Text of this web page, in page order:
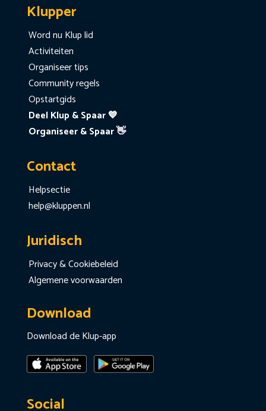
Klupper
Word nu Klup lid
Activiteiten
Organiseer tips
Community regels
Opstartgids
Deel Klup & Spaar 💙
Organiseer & Spaar 👋
Contact
Helpsectie
help@kluppen.nl
Juridisch
Privacy & Cookiebeleid
Algemene voorwaarden
Download
Download de Klup-app
Social